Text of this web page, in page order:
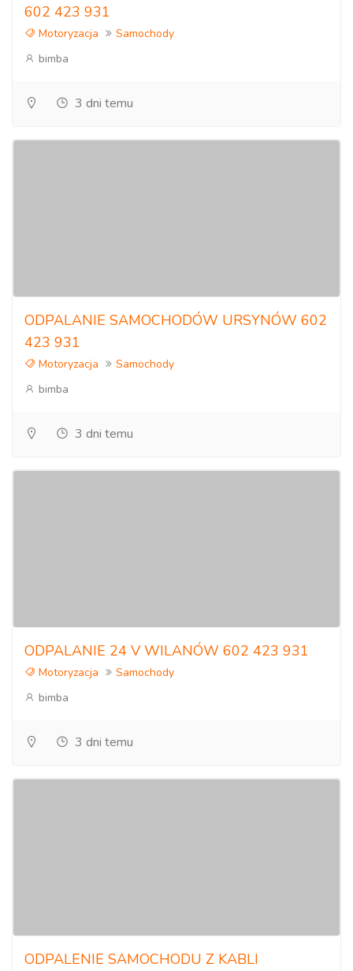
602 423 931
Motoryzacja
Samochody
bimba
3 dni temu
ODPALANIE SAMOCHODÓW URSYNÓW 602
423 931
Motoryzacja
Samochody
bimba
3 dni temu
ODPALANIE 24 V WILANÓW 602 423 931
Motoryzacja
Samochody
bimba
3 dni temu
ODPALENIE SAMOCHODU Z KABLI